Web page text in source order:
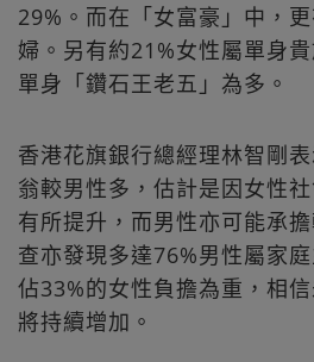
29%。而在「女富豪」中，
婦。另有約21%女性屬單身
單身「鑽石王老五」為多。
香港花旗銀行總經理林智剛
翁較男性多，估計是因女性
有所提升，而男性亦可能承
查亦發現多達76%男性屬家
佔33%的女性負擔為重，相
將持續增加。